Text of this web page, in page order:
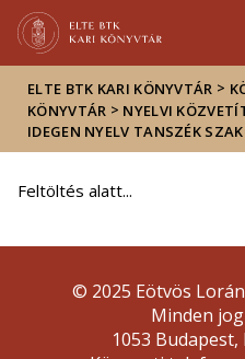
ELTE BTK KARI KÖNYVTÁR >
KÖNYVTÁR > NYELVI
IDEGEN NYELV TANSZÉK
Feltöltés alatt...
© 2025 Eötvös
Minden
1053